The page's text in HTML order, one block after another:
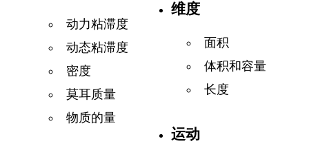
动力粘滞度
动态粘滞度
密度
莫耳质量
物质的量
维度
面积
体积和容量
长度
运动